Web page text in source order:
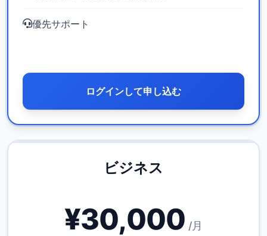
優先サポート
ログインして申し込む
ビジネス
¥30,000 /月